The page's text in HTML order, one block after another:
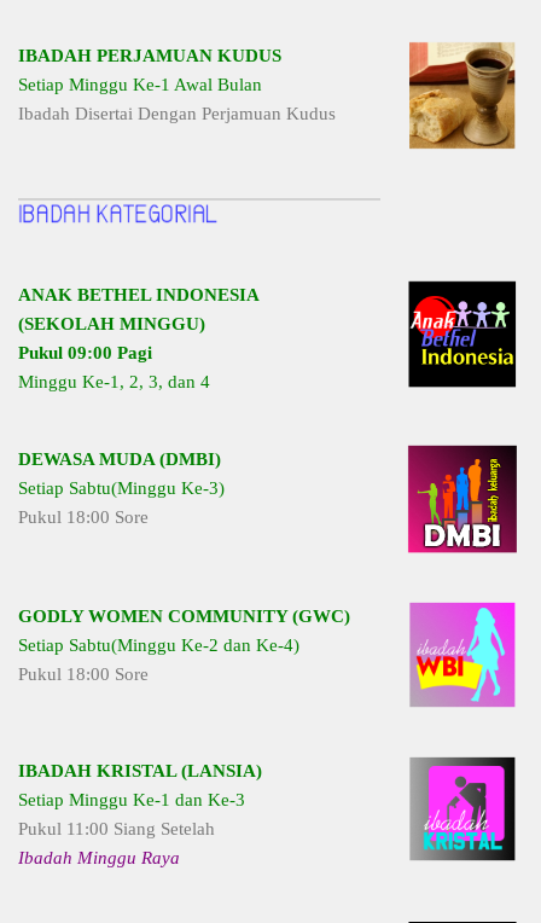
IBADAH PERJAMUAN KUDUS
Setiap Minggu Ke-1 Awal Bulan
Ibadah Disertai Dengan Perjamuan Kudus
ANAK BETHEL INDONESIA
(SEKOLAH MINGGU)
Pukul 09:00 Pagi
Minggu Ke-1, 2, 3, dan 4
DEWASA MUDA (DMBI)
Setiap Sabtu(Minggu Ke-3)
Pukul 18:00 Sore
GODLY WOMEN COMMUNITY (GWC)
Setiap Sabtu(Minggu Ke-2 dan Ke-4)
Pukul 18:00 Sore
IBADAH KRISTAL (LANSIA)
Setiap Minggu Ke-1 dan Ke-3
Pukul 11:00 Siang Setelah
Ibadah Minggu Raya